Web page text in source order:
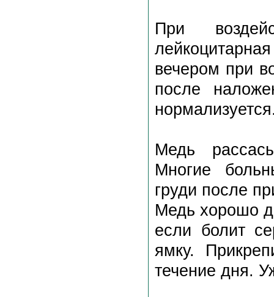
При
вечером при
после
Медь
Многие
груди после
Медь хорошо
если болит
ямку.
течение дня.